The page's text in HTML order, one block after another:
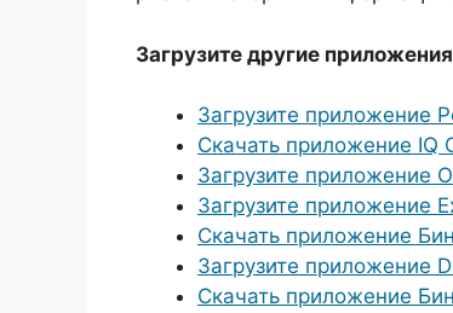
Загрузите другие
Загрузите приложение
Скачать приложение IQ
Загрузите приложение
Загрузите приложение
Скачать приложение
Загрузите приложение
Скачать приложение